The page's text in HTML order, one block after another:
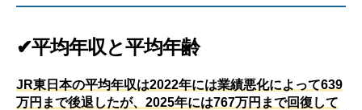
✔平均年収と平均年齢
JR東日本の平均年収は2022年には業績悪化によって639
万円まで後退したが、2025年には767万円まで回復して